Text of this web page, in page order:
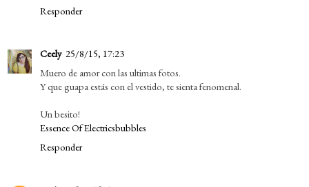
Responder
Ceely 25/8/15, 17:23
Muero de amor con las ultimas fotos.
Y que guapa estás con el vestido, te sienta fenomenal.
Un besito!
Essence Of Electricsbubbles
Responder